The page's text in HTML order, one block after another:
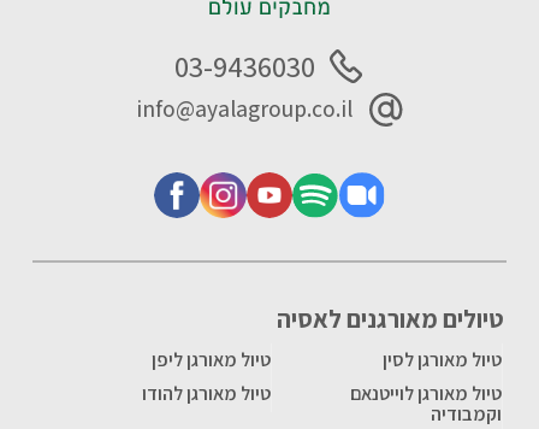
טיולים מאורגנים לאסיה
טיול מאורגן לסין
טיול מאורגן ליפן
טיול מאורגן לוייטנאם
וקמבודיה
טיול מאורגן להודו
03-9436030
info@ayalagroup.co.il